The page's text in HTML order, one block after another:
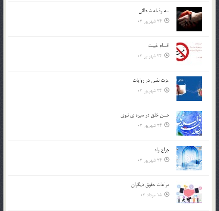
سه رذیله شیطانی
24 شهریور 03
اقسام غيبت
24 شهریور 03
عزت نفس در روايات
24 شهریور 03
حسن خلق در سيره ي نبوي
24 شهریور 03
چراغ راه
24 شهریور 03
مراعات حقوق ديگران
15 مرداد 03